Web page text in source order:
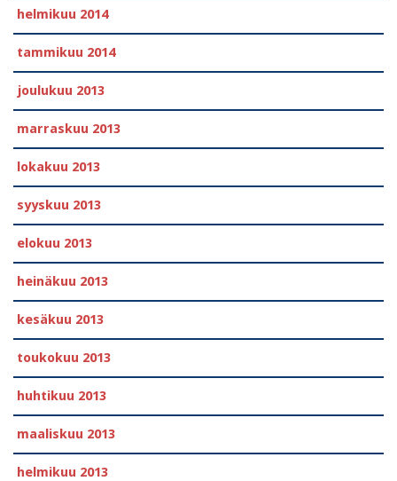
helmikuu 2014
tammikuu 2014
joulukuu 2013
marraskuu 2013
lokakuu 2013
syyskuu 2013
elokuu 2013
heinäkuu 2013
kesäkuu 2013
toukokuu 2013
huhtikuu 2013
maaliskuu 2013
helmikuu 2013